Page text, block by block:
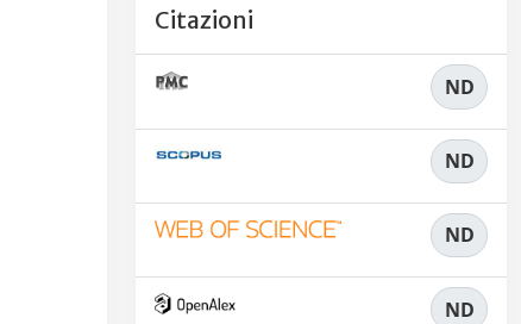
Citazioni
ND
ND
ND
ND